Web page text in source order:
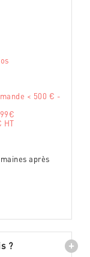
< 500 € -
HT
après
+
?